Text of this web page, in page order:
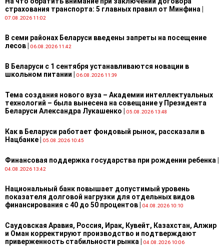
страхования транспорта: 5 главных правил от Минфина
07.08.2026 11:02
В семи районах Беларуси введены запреты на посещение
лесов
06.08.2026 11:42
В Беларуси с 1 сентября устанавливаются новации в
школьном питании
06.08.2026 11:39
Тема создания нового вуза – Академии интеллектуальных
технологий – была вынесена на совещание у Президента
Беларуси Александра Лукашенко
05.08.2026 13:48
Как в Беларуси работает фондовый рынок, рассказали в
Нацбанке
05.08.2026 10:45
Финансовая поддержка государства при рождении ребенка
04.08.2026 13:42
Национальный банк повышает допустимый уровень
показателя долговой нагрузки для отдельных видов
финансирования с 40 до 50 процентов
04.08.2026 10:10
Саудовская Аравия, Россия, Ирак, Кувейт, Казахстан, Алжир
и Оман корректируют производство и подтверждают
приверженность стабильности рынка
04.08.2026 10:06